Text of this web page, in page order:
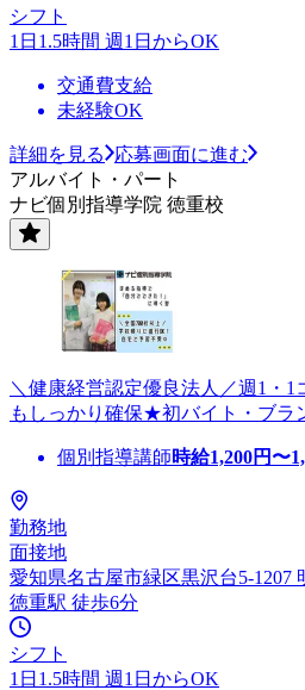
シフト
1日1.5時間 週1日からOK
交通費支給
未経験OK
詳細を見る
応募画面に進む
アルバイト・パート
ナビ個別指導学院 徳重校
＼健康経営認定優良法人／週1・1
もしっかり確保★初バイト・ブラ
個別指導講師時給1,200円〜
勤務地
面接地
愛知県名古屋市緑区黒沢台5-1207
徳重駅 徒歩6分
シフト
1日1.5時間 週1日からOK